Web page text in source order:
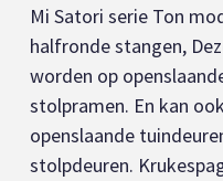
Mi Satori serie Ton
halfronde stangen,
worden op
stolpramen. En kan
openslaande
stolpdeuren.